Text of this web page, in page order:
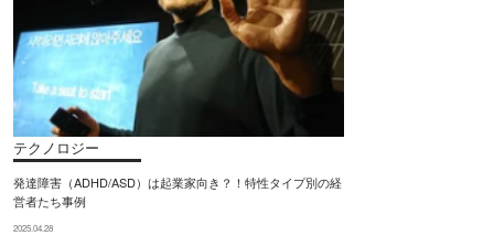
テクノロジー
発達障害（ADHD/ASD）は起業家向き？！特性タイプ別の経
営者たち事例
2025.04.28